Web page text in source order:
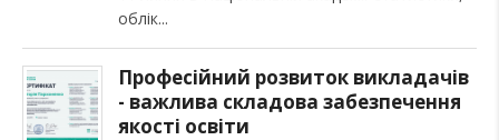
облік
Професійний розвиток викладачів
- важлива складова забезпечення
якості освіти